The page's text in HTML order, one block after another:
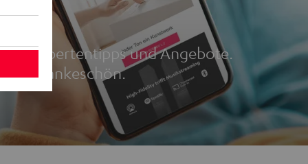
Expertentipps und Angebote.
als Dankeschön.